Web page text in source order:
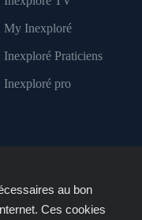
My Inexploré
Inexploré Praticiens
Inexploré pro
au bon
Ces cookies